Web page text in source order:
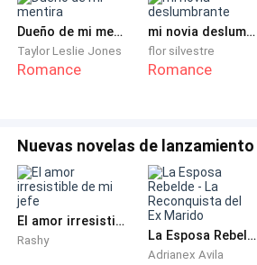
Dueño de mi mentira
Taylor Leslie Jones
Romance
mi novia deslumbrante
flor silvestre
Romance
Nuevas novelas de lanzamiento
El amor irresistible de mi jefe
Rashy La Esposa Rebelde - La Reconquista del Ex Marido
Adrianex Avila